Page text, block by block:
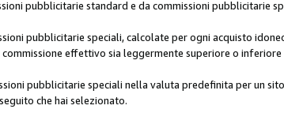
pubblicitarie standard e da commissioni pubblicitarie
pubblicitarie speciali, calcolate per ogni acquisto
effettivo sia leggermente superiore o
pubblicitarie speciali nella valuta predefinita per un
che hai selezionato.